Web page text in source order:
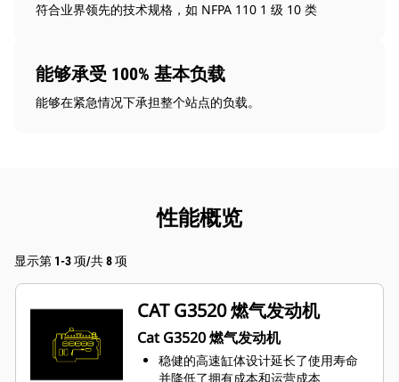
符合业界领先的技术规格，如 NFPA 110 1 级 10 类
能够承受 100% 基本负载
能够在紧急情况下承担整个站点的负载。
性能概览
显示第 1-3 项/共 8 项
CAT G3520 燃气发动机
Cat G3520 燃气发动机
稳健的高速缸体设计延长了使用寿命
并降低了拥有成本和运营成本